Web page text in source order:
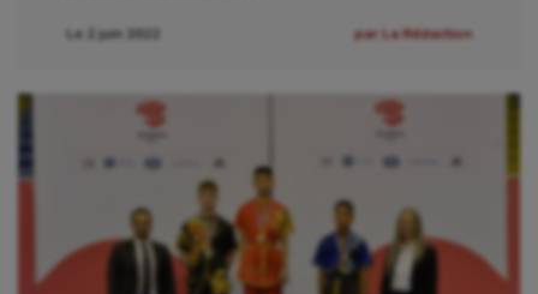
Le 2 juin 2022 par La Rédaction